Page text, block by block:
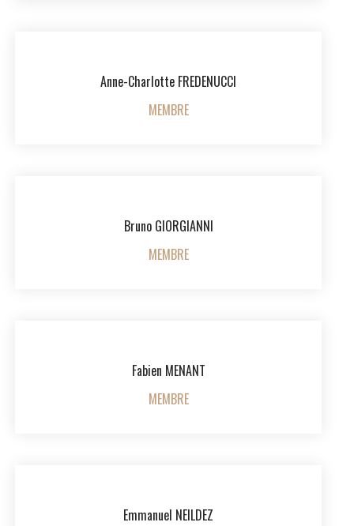
Anne-Charlotte FREDENUCCI
MEMBRE
Bruno GIORGIANNI
MEMBRE
Fabien MENANT
MEMBRE
Emmanuel NEILDEZ